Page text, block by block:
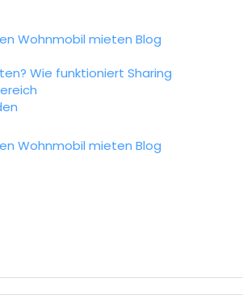
Wohnmobil mieten Blog
Wie funktioniert Sharing
Wohnmobil mieten Blog